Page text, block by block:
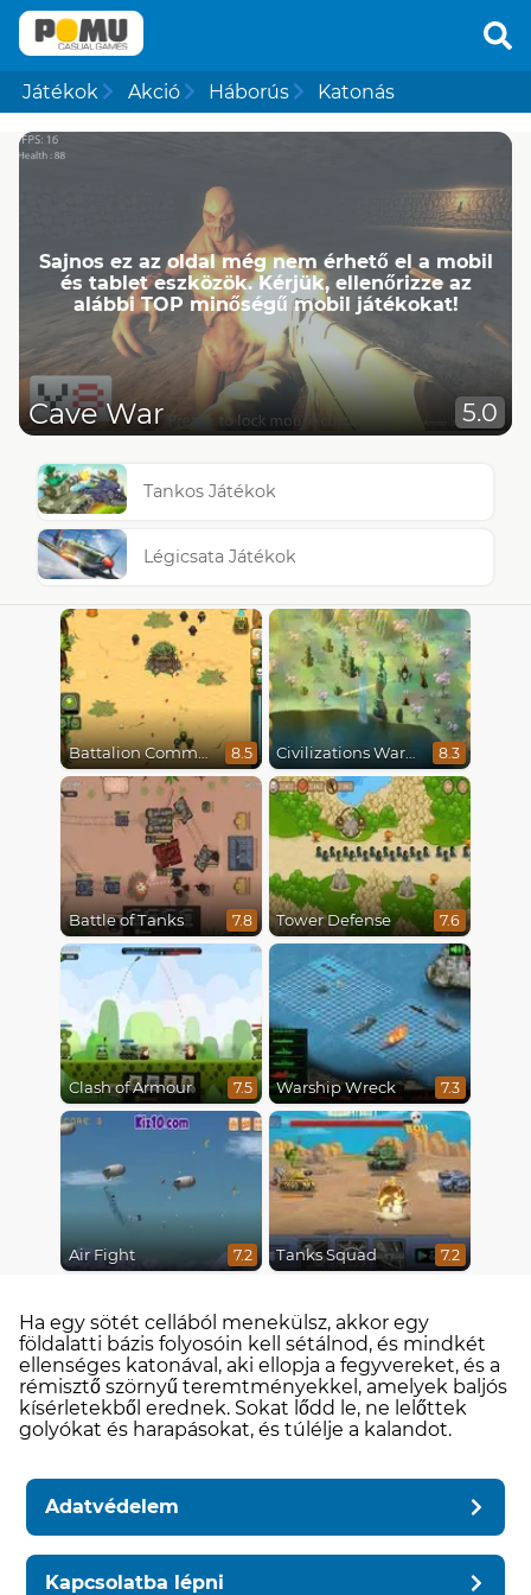
Játékok Akció Háborús Katonás
Sajnos ez az oldal még nem érhető el a mobil
és tablet eszközök. Kérjük, ellenőrizze az
alábbi TOP minőségű mobil játékokat!
Cave War 5.0
Tankos Játékok
Légicsata Játékok
Battalion Commander 8.5 Civilizations Wars Master Edition 8.3
Battle of Tanks 7.8 Tower Defense 7.6
Clash of Armour 7.5 Warship Wreck 7.3
Air Fight 7.2 Tanks Squad 7.2
Ha egy sötét cellából menekülsz, akkor egy
földalatti bázis folyosóin kell sétálnod, és mindkét
ellenséges katonával, aki ellopja a fegyvereket, és a
rémisztő szörnyű teremtményekkel, amelyek baljós
kísérletekből erednek. Sokat lődd le, ne lelőttek
golyókat és harapásokat, és túlélje a kalandot.
Adatvédelem
Kapcsolatba lépni